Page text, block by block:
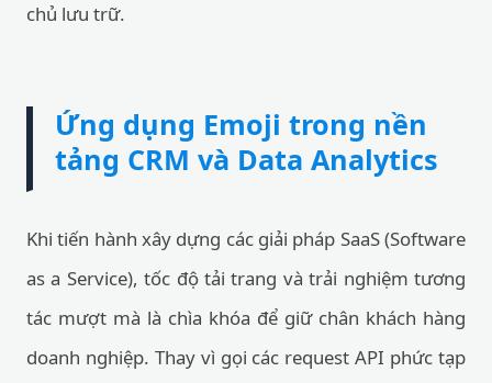
chủ lưu trữ.
Ứng dụng Emoji trong nền
tảng CRM và Data Analytics
Khi tiến hành xây dựng các giải pháp SaaS (Software
as a Service), tốc độ tải trang và trải nghiệm tương
tác mượt mà là chìa khóa để giữ chân khách hàng
doanh nghiệp. Thay vì gọi các request API phức tạp